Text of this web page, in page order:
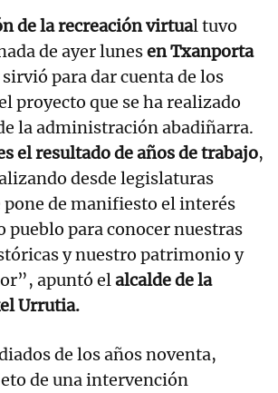
de la recreación virtual tuvo
de ayer lunesen Txanporta
sirvió para dar cuenta de los
proyecto que se ha realizado
la administración abadiñarra.
el resultado de años de trabajo,
desde legislaturas
pone de manifiesto el interés
pueblo para conocer nuestras
y nuestro patrimonio y
apuntó elalcalde de la
Urrutia.
de los años noventa,
de una intervención